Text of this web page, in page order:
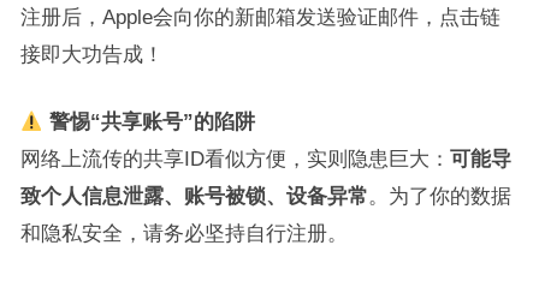
注册后，Apple会向你的新邮箱发送验证邮件，点击链
接即大功告成！
警惕“共享账号”的陷阱
网络上流传的共享ID看似方便，实则隐患巨大： 可能导
致个人信息泄露、账号被锁、设备异常。为了你的数据
和隐私安全，请务必坚持自行注册。